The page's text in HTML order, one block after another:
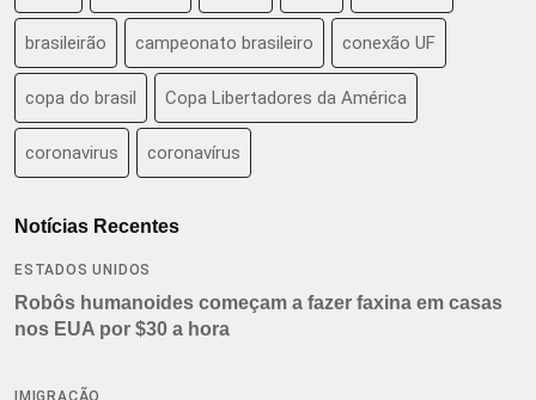
brasileirão campeonato brasileiro conexão UF
copa do brasil Copa Libertadores da América
coronavirus coronavírus
Notícias Recentes
ESTADOS UNIDOS
Robôs humanoides começam a fazer faxina em casas
nos EUA por $30 a hora
IMIGRAÇÃO